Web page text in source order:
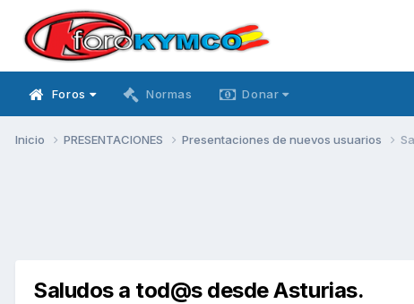
Foros Normas Donar
Inicio PRESENTACIONES Presentaciones de nuevos usuarios
Saludos a tod@s desde Asturias.